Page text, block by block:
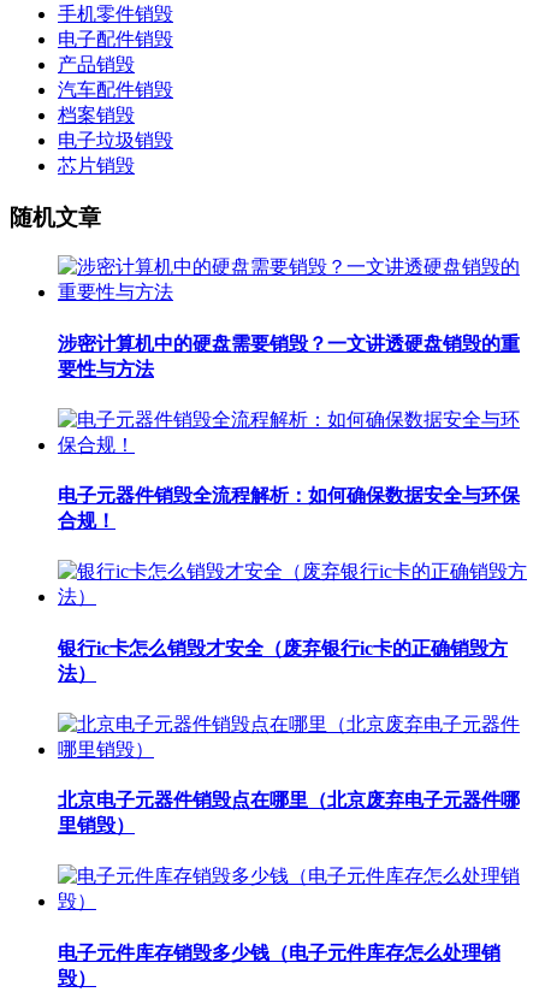
手机零件销毁
电子配件销毁
产品销毁
汽车配件销毁
档案销毁
电子垃圾销毁
芯片销毁
随机文章
涉密计算机中的硬盘需要销毁？一文讲透硬盘销毁的重
要性与方法
电子元器件销毁全流程解析：如何确保数据安全与环保
合规！
银行ic卡怎么销毁才安全（废弃银行ic卡的正确销毁方
法）
北京电子元器件销毁点在哪里（北京废弃电子元器件哪
里销毁）
电子元件库存销毁多少钱（电子元件库存怎么处理销
毁）